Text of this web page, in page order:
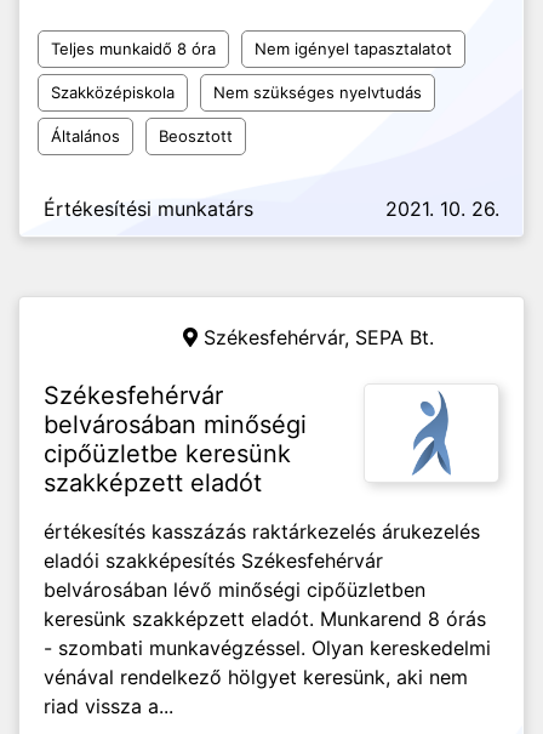
Teljes munkaidő 8 óra Nem igényel tapasztalatot
Szakközépiskola Nem szükséges nyelvtudás
Általános Beosztott
Értékesítési munkatárs 2021. 10. 26.
Székesfehérvár, SEPA Bt.
Székesfehérvár
belvárosában minőségi
cipőüzletbe keresünk
szakképzett eladót
értékesítés kasszázás raktárkezelés árukezelés
eladói szakképesítés Székesfehérvár
belvárosában lévő minőségi cipőüzletben
keresünk szakképzett eladót. Munkarend 8 órás
- szombati munkavégzéssel. Olyan kereskedelmi
vénával rendelkező hölgyet keresünk, aki nem
riad vissza a...